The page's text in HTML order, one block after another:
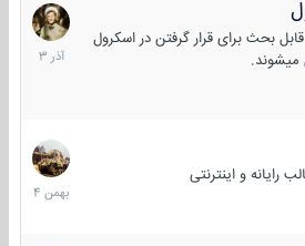
بحث برای قرار گرفتن در اسکرول
7
آذر
1403
و اینترنتی
30
بهمن
1404